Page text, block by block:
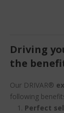
Driving
the
Our DRIVAR®
following
Perfect